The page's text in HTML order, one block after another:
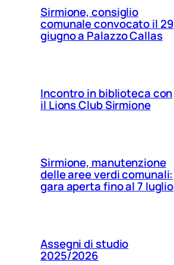
Sirmione, consiglio
comunale convocato il 29
giugno a Palazzo Callas
Incontro in biblioteca con
il Lions Club Sirmione
Sirmione, manutenzione
delle aree verdi comunali:
gara aperta fino al 7 luglio
Assegni di studio
2025/2026